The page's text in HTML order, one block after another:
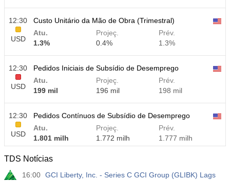
12:30
USD
Custo Unitário da Mão de Obra (Trimestral)
Atu.
1.3%
Projeç.
0.4%
Prév.
1.3%
12:30
USD
Pedidos Iniciais de Subsídio de Desemprego
Atu.
199 mil
Projeç.
196 mil
Prév.
198 mil
12:30
USD
Pedidos Contínuos de Subsídio de Desemprego
Atu.
1.801 milh
Projeç.
1.772 milh
Prév.
1.777 milh
TDS Notícias
16:00 GCI Liberty, Inc. - Series C GCI Group (GLIBK) Lags